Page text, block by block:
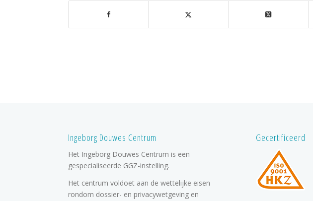
Ingeborg Douwes Centrum
Het Ingeborg Douwes Centrum is een
gespecialiseerde GGZ-instelling.
Het centrum voldoet aan de wettelijke eisen
rondom dossier- en privacywetgeving en
Gecertificeerd